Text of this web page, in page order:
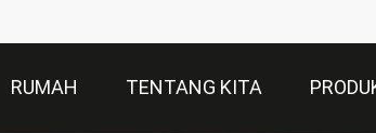
RUMAH TENTANG KITA